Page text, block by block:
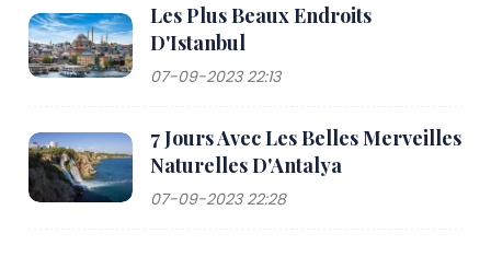
Les Plus Beaux Endroits
D'Istanbul
07-09-2023 22:13
7 Jours Avec Les Belles Merveilles
Naturelles D'Antalya
07-09-2023 22:28